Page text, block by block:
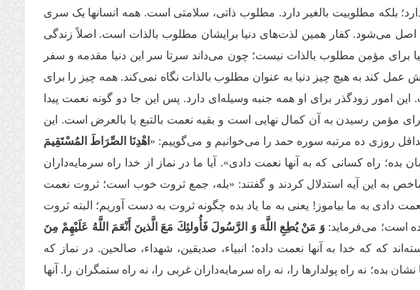
بلکه مطلوبیت بالغیر دارد. مطلوب ذاتی، سلامتی است. همه انسانها یک سری
اصل می‌شود. کفار همین لذت‌های دنیا برایشان مطلوب بالذات است. اصلاً زندگی
برای مؤمن مطلوب بالذات نیست؛ چون می‌داند سرتا سر این دنیا مقدمه و سفر
کند به هیچ چیز دنیا به عنوان مطلوب بالذات نگاه نمی‌کند. همه چیز را برای
امور زودگذر برای او همه جنبه وسیله‌ای دارد. پس این جا دو گونه نعمت پیدا
مؤمن رسیدن به آن کمال نهایی است و بقیه نعمت بالتبع یا بالعرض است. این
روزی ده مرتبه سوره حمد را می‌خوانیم و می‌گوییم: « اهْدِنَا الصِّرَاطَ المُسْتَقِیمَ
بده؛ راه کسانی که به آنها نعمت دادی». آیا ما در نماز از خدا راه سرمایه‌داران
به این آیه استدلال کردند و گفتند: «بله، جمع ثروت خوب است؛ ثروت نعمت
دادی به ما بیاموز! یعنی به ما یاد بده چگونه ثروت به دست آوریم؛ البته ثروت
است؛ می‌فرماید:وَ مَنْ یُطِعِ اللَّهَ وَ الرَّسُولَ فَأُولئِكَ مَعَ الَّذینَ أَنْعَمَ اللَّهُ عَلَیْهِمْ مِنَ
که که خدا به آنها نعمت داده؛ انبیاء، صدیقین، شهداء، صالحین. در نماز که
نشان بده؛ نه راه پولدارها را، نه راه سرمایه‌داران غربی را، نه راه ستمگران را. آنها